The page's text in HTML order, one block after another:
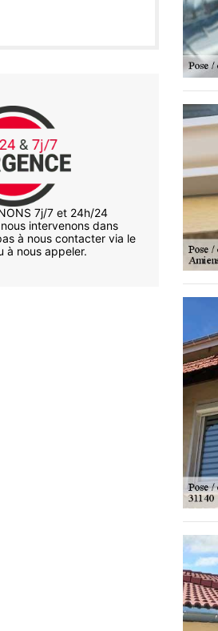
7j/7 et 24h/24
intervenons dans
à nous contacter via le
à nous appeler.